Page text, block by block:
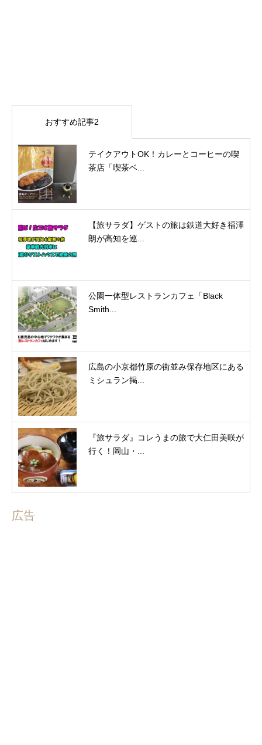
おすすめ記事2
テイクアウトOK！カレーとコーヒーの喫
茶店「喫茶ベ...
【旅サラダ】ゲストの旅は鉄道大好き福澤
朗が高知を巡...
公園一体型レストランカフェ「Black
Smith...
広島の小京都竹原の街並み保存地区にある
ミシュラン掲...
『旅サラダ』コレうまの旅で大仁田美咲が
行く！岡山・...
広告